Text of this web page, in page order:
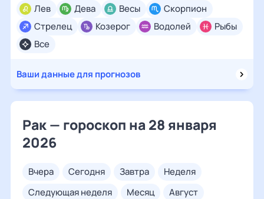
Все
Лев
Дева Весы
Скорпион
Стрелец
Козерог Водолей Рыбы
Ваши данные для прогнозов
Рак — гороскоп на 28 января
2026
вчера сегодня завтра
неделя
следующая неделя
месяц
август